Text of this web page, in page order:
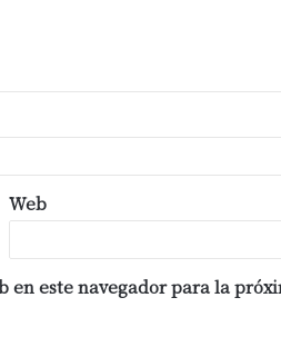
Web
este navegador para la